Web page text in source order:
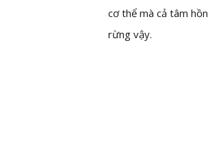
cơ thể mà cả tâm
rừng vậy.